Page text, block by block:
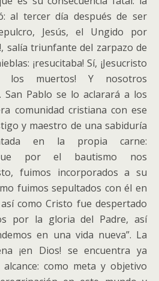
al tercer día después de ser
Jesús, el Ungido por
salía triunfante del zarpazo de
¡resucitaba! Sí, ¡Jesucristo
los muertos! Y nosotros
San Pablo se lo aclarará a los
comunidad cristiana con ese
y maestro de una sabiduría
en la propia carne:
por el bautismo nos
fuimos incorporados a su
fuimos sepultados con él en
como Cristo fue despertado
por la gloria del Padre, así
en una vida nueva”. La
¡en Dios! se encuentra ya
como meta y objetivo